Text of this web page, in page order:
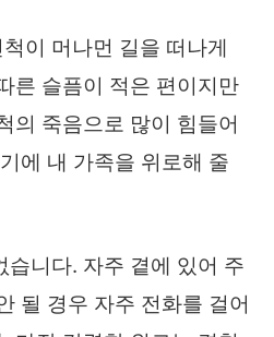
이 머나먼 길을 떠나게
른 슬픔이 적은 편이지만
의 죽음으로 많이 힘들어
에 내 가족을 위로해 줄
습니다. 자주 곁에 있어 주
될 경우 자주 전화를 걸어